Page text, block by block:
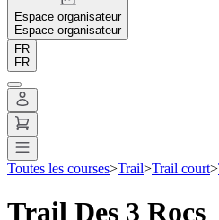
Espace organisateur
Espace organisateur
FR
FR
Toutes les courses>Trail>Trail court>
Trail Des 3 Rocs